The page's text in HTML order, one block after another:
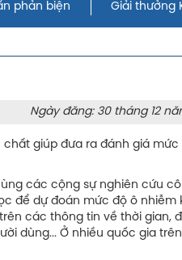
phản biện Giải thưởng
Ngày đăng: 30 tháng 12
chất giúp đưa ra đánh giá mức
các cộng sự nghiên cứu
để dự đoán mức độ ô nhiễm
các thông tin về thời gian,
dùng... Ở nhiều quốc gia